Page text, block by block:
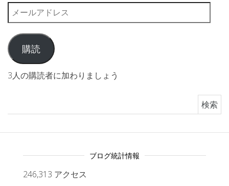
メールアドレス
購読
3人の購読者に加わりましょう
ブログ統計情報
246,313 アクセス